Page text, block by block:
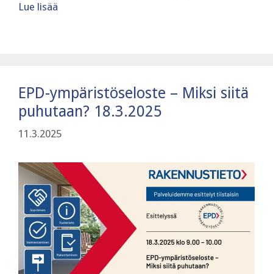
Lue lisää
EPD-ympäristöseloste – Miksi siitä
puhutaan? 18.3.2025
11.3.2025